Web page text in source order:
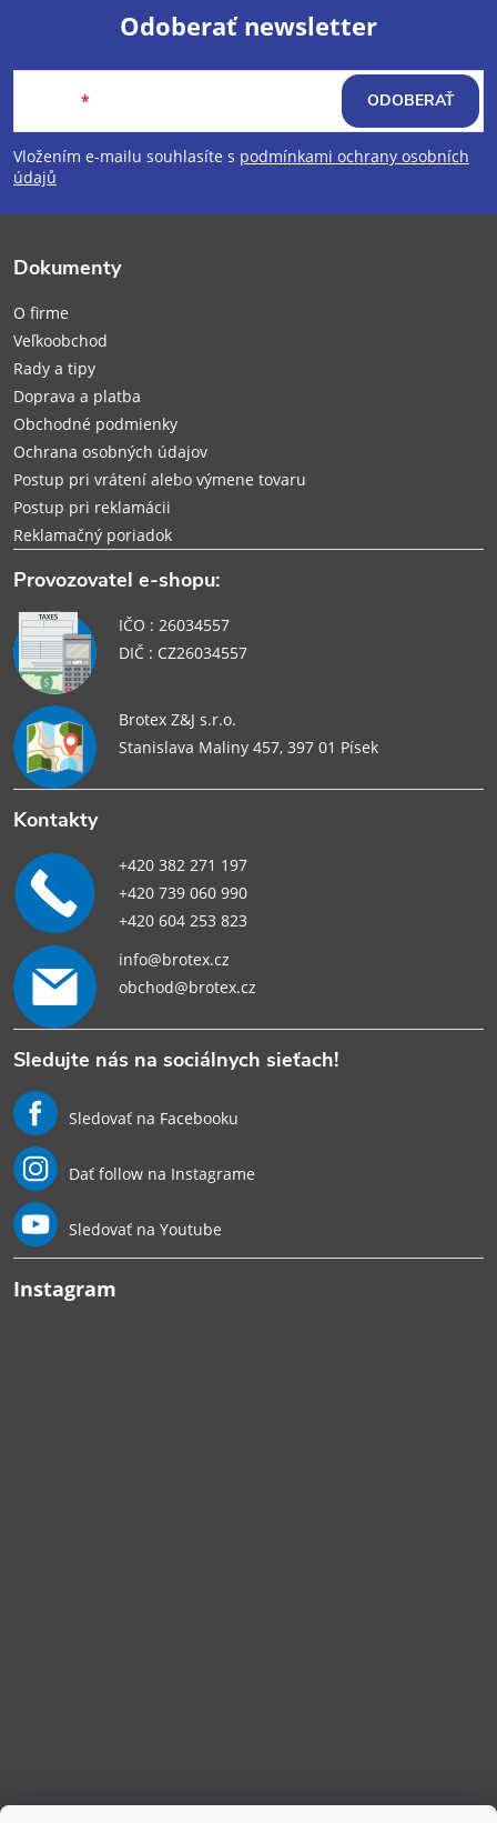
Z
á
p
e
Odoberať newsletter
Vložením e-mailu souhlasíte s podmínkami ochrany osobních
údajů
ODOBERAŤ
Dokumenty
O firme
Veľkoobchod
Rady a tipy
Doprava a platba
Obchodné podmienky
Ochrana osobných údajov
Postup pri vrátení alebo výmene tovaru
Postup pri reklamácii
Reklamačný poriadok
Provozovatel e-shopu:
IČO : 26034557
DIČ : CZ26034557
Brotex Z&J s.r.o.
Stanislava Maliny 457, 397 01 Písek
Kontakty
+420 382 271 197
+420 739 060 990
+420 604 253 823
info@brotex.cz
obchod@brotex.cz
Sledujte nás na sociálnych sieťach!
Sledovať na Facebooku
Dať follow na Instagrame
Sledovať na Youtube
Instagram